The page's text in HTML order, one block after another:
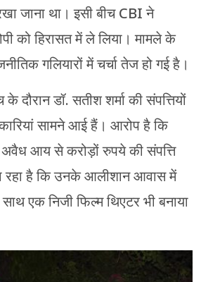
जाना था। इसी बीच CBI ने
को हिरासत में ले लिया। मामले के
गलियारों में चर्चा तेज हो गई है।
दौरान डॉ. सतीश शर्मा की संपत्तियों
सामने आई हैं। आरोप है कि
अवैध आय से करोड़ों रुपये की संपत्ति
रहा है कि उनके आलीशान आवास में
एक निजी फिल्म थिएटर भी बनाया